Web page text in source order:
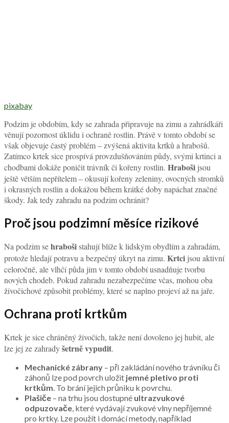
pixabay
Podzim je obdobím, kdy se zahrada připravuje na zimu a zahrádkáři
věnují pozornost úklidu i ochraně rostlin. Právě v tomto období se
však objevuje častý problém – zvýšená aktivita krtků a hrabošů.
Zatímco krtek sice prospívá provzdušňováním půdy, svými krtinci a
chodbami dokáže poničit trávník či kořeny rostlin. Hraboši jsou
ještě větším nepřítelem – okusují kořeny zeleniny, ovocných stromků
i okrasných rostlin a dokážou během krátké doby napáchat značné
škody. Jak tedy zahradu na podzim ochránit?
Proč jsou podzimní měsíce rizikové
Na podzim sehrabošistahují blíže k lidským obydlím a zahradám,
protože hledají potravu a bezpečný úkryt na zimu. Krtci jsou aktivní
celoročně, ale vlhčí půda jim v tomto období usnadňuje tvorbu
nových chodeb. Pokud zahradu nezabezpečíme včas, mohou oba
živočichové způsobit problémy, které se naplno projeví až na jaře.
Ochrana proti krtkům
Krtek je sice chráněný živočich, takže není dovoleno jej hubit, ale
lze jej ze zahradyšetrně vypudit.
Mechanické zábrany – při zakládání nového trávníku či
záhonů lze pod povrch uložit jemné pletivo proti
krtkům. To brání jejich průniku k povrchu.
Plašiče – na trhu jsou dostupné ultrazvukové
odpuzovače, které vydávají zvukové vlny nepříjemné
pro krtky. Lze použít i domácí metody, například